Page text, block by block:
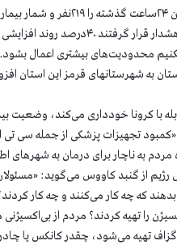
گفت: «تعداد شهرستانهایی که در
محدودیت‌های بیشتری اعمال بشود…
به شهرستانهای قرمز این استان
با کرونا خودداری می‌کند، وضعیت
تجهیزات پزشکی از جمله سی
از گنبد کاووس می‌گوید:
که چه کار می‌کنند و چه کار
را تهیه کردند؟ مردم از
گزاف تهیه می‌شود، چقدر کانکس یا